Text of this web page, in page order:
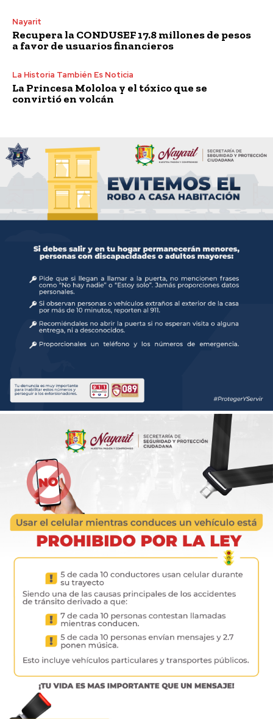
Nayarit
Recupera la CONDUSEF 17.8 millones de pesos
a favor de usuarios financieros
La Historia También Es Noticia
La Princesa Mololoa y el tóxico que se
convirtió en volcán